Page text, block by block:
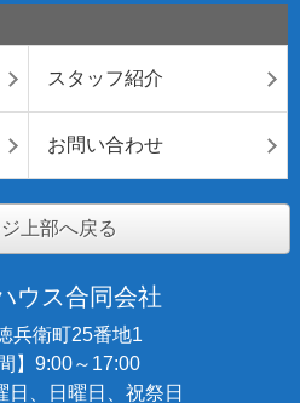
スタッフ紹介
お問い合わせ
上部へ戻る
ウス合同会社
兵衛町25番地1
】9:00～17:00
日、日曜日、祝祭日